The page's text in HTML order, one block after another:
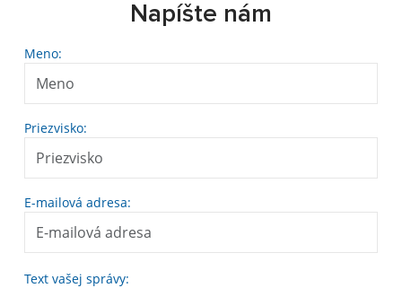
Napíšte nám
Meno:
Priezvisko:
E-mailová adresa:
Text vašej správy: